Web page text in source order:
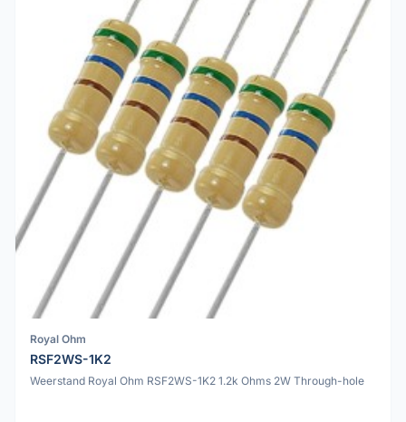
Royal Ohm
RSF2WS-1K2
Weerstand Royal Ohm RSF2WS-1K2 1.2k Ohms 2W Through-hole